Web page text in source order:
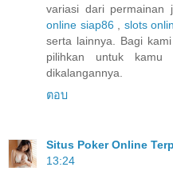
variasi dari permainan
online siap86
slots
serta lainnya. Bagi
pilihkan untuk
dikalangannya.
ตอบ
Situs Poker Online
13:24